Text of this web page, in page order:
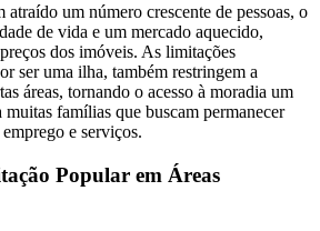
atraído um número crescente de pessoas, o
de vida e um mercado aquecido,
dos imóveis. As limitações
ser uma ilha, também restringem a
áreas, tornando o acesso à moradia um
famílias que buscam permanecer
e serviços.
Popular em Áreas